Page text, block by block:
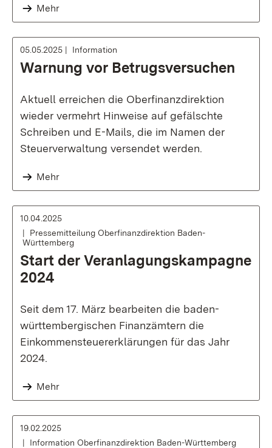
Mehr
05.05.2025 Information
Warnung vor Betrugsversuchen
Aktuell erreichen die Oberfinanzdirektion
wieder vermehrt Hinweise auf gefälschte
Schreiben und E-Mails, die im Namen der
Steuerverwaltung versendet werden.
Mehr
10.04.2025
Pressemitteilung Oberfinanzdirektion Baden-
Württemberg
Start der Veranlagungskampagne
2024
Seit dem 17. März bearbeiten die baden-
württembergischen Finanzämtern die
Einkommensteuererklärungen für das Jahr
2024.
Mehr
19.02.2025
Information Oberfinanzdirektion Baden-Württemberg